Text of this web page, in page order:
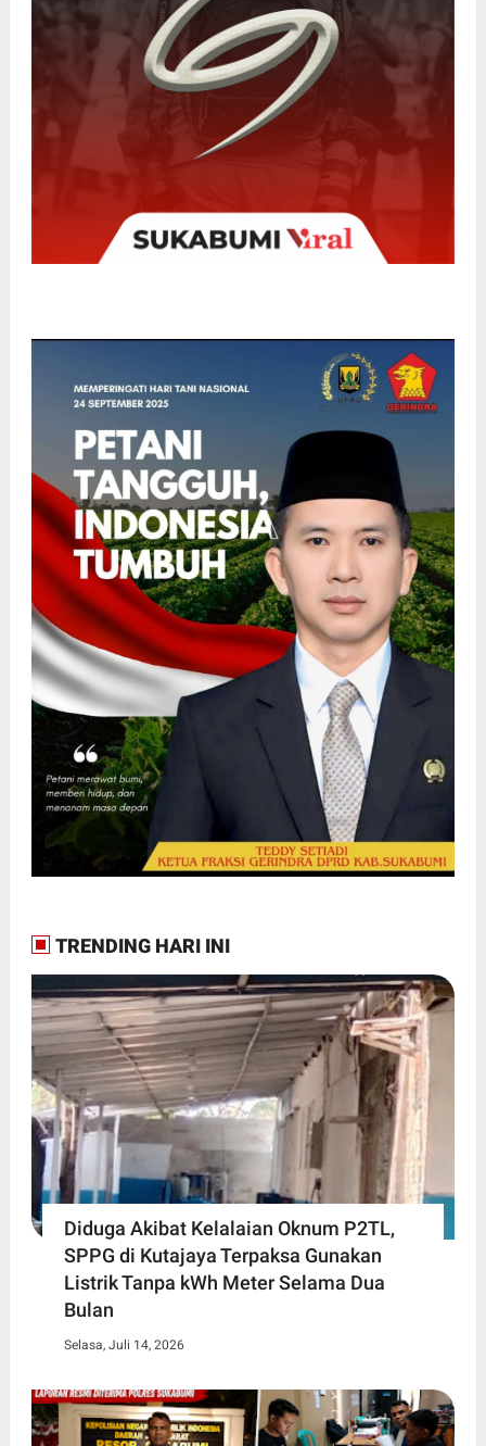
TRENDING HARI INI
Diduga Akibat Kelalaian Oknum P2TL,
SPPG di Kutajaya Terpaksa Gunakan
Listrik Tanpa kWh Meter Selama Dua
Bulan
Selasa, Juli 14, 2026